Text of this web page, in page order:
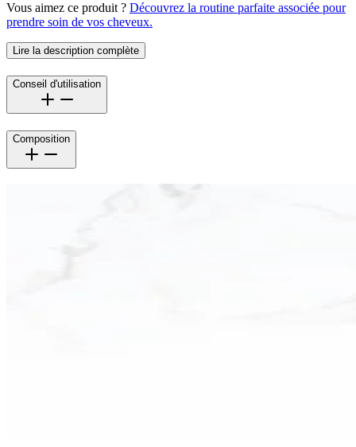
Vous aimez ce produit ? Découvrez la routine parfaite associée pour
prendre soin de vos cheveux.
Lire la description complète
Conseil d'utilisation
Composition